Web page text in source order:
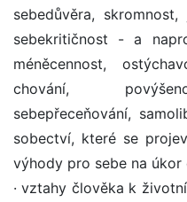
sebedůvěra,
sebekritičnost - a
méněcennost,
chování,
sebepřeceňování,
sobectví, které se
výhody pro sebe na úkor
· vztahy člověka k